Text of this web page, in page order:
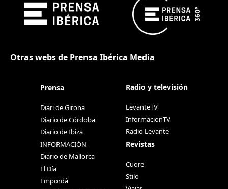
Otras webs de Prensa Ibérica Media
Prensa
Diari de Girona
Diario de Córdoba
Diario de Ibiza
INFORMACIÓN
Diario de Mallorca
El Día
Empordà
Radio y televisión
LevanteTV
InformacionTV
Radio Levante
Revistas
Cuore
Stilo